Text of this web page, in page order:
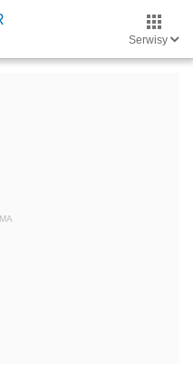
Serwisy